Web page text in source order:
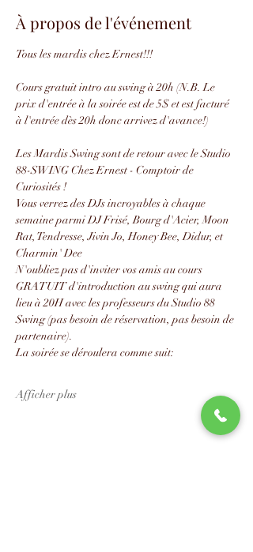
À propos de l'événement
Tous les mardis chez Ernest!!!
Cours gratuit intro au swing à 20h (N.B. Le
prix d'entrée à la soirée est de 5$ et est facturé
à l'entrée dès 20h donc arrivez d'avance!)
Les Mardis Swing sont de retour avec le Studio
88-SWING Chez Ernest - Comptoir de
Curiosités !
Vous verrez des DJs incroyables à chaque
semaine parmi DJ Frisé, Bourg d'Acier, Moon
Rat, Tendresse, Jivin Jo, Honey Bee, Didur, et
Charmin' Dee
N'oubliez pas d'inviter vos amis au cours
GRATUIT d'introduction au swing qui aura
lieu à 20H avec les professeurs du Studio 88
Swing (pas besoin de réservation, pas besoin de
partenaire).
La soirée se déroulera comme suit:
Afficher plus